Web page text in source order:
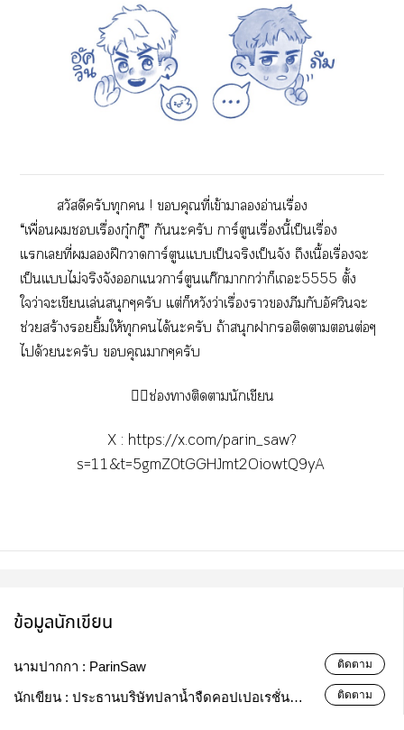
สวัสดีครับทุก ! คุณที่เข้าาอ่านเรื่อง
“เพื่อนเรื่องกุ๋กกู๊” กันะครับ การ์ตูนเรื่องนี้เป็นเรื่อง
แเที่ฝึกาการ์ตูนแเป็นจริงเป็นจัง ถึงเนื้อเรื่องะ
เป็นแไม่จริงจังแการ์ตูนแก๊าว่าก็เะ5555 ตั้ง
ใว่าะเขียนเล่นสนุกๆครับ แต่ก็หวังว่าเรื่องาภีมกับอัศวินะ
ช่วยสร้างยิ้มให้ทุกได้ะครับ ถ้าสนุกาติดาต่อๆ
ได้วยะครับ คุณาๆครับ
👇🏻ช่องาติดานักเขียน
X : https://x.com/parin_saw?
s=11&t=5gmZ0tGGHJmt2OiowtQ9yA
ข้อมูลนักเขียน
นามปากกา : ParinSaw ติดตาม
นักเขียน : ประธานบริษัทปลาน้ำจืดคอปเปอเรชั่น
ติดตาม